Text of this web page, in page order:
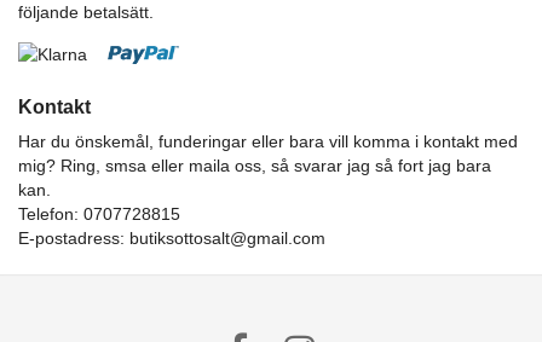
följande betalsätt.
Kontakt
Har du önskemål, funderingar eller bara vill komma i kontakt med
mig? Ring, smsa eller maila oss, så svarar jag så fort jag bara
kan.
Telefon: 0707728815
E-postadress: butiksottosalt@gmail.com